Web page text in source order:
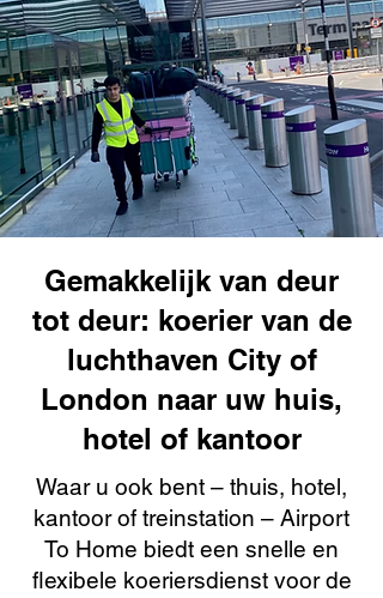
Gemakkelijk van deur
tot deur: koerier van de
luchthaven City of
London naar uw huis,
hotel of kantoor
Waar u ook bent – thuis, hotel,
kantoor of treinstation – Airport
To Home biedt een snelle en
flexibele koeriersdienst voor de